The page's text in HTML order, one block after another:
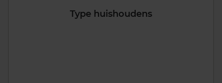
Type huishoudens